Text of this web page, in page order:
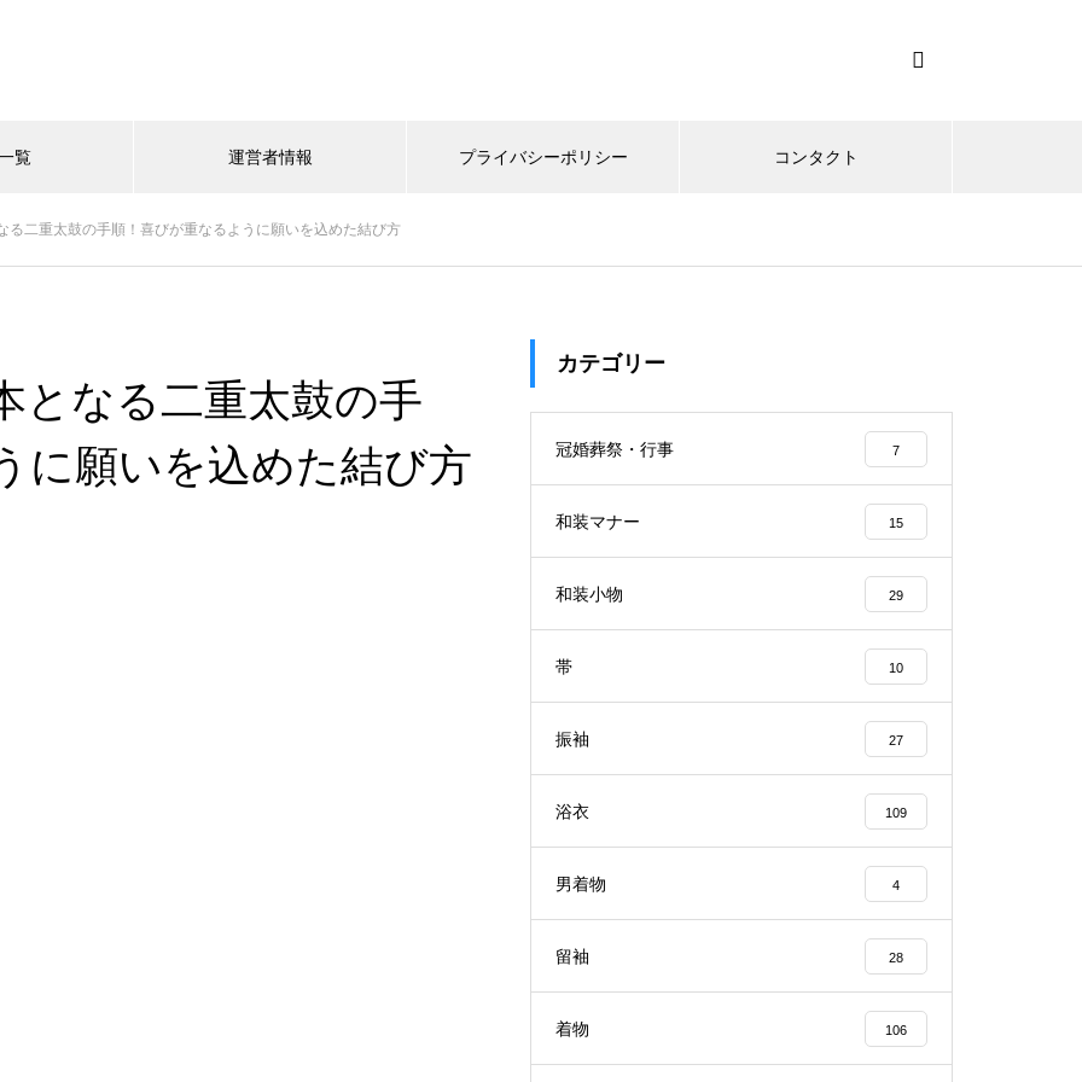
覧 運営者情報 プライバシーポリシー コンタクト
る二重太鼓の手順！喜びが重なるように願いを込めた結び方
となる二重太鼓の手
に願いを込めた結び方
カテゴリー
冠婚葬祭・行事 7
和装マナー 15
和装小物 29
帯 10
振袖 27
浴衣 109
男着物 4
留袖 28
着物 106